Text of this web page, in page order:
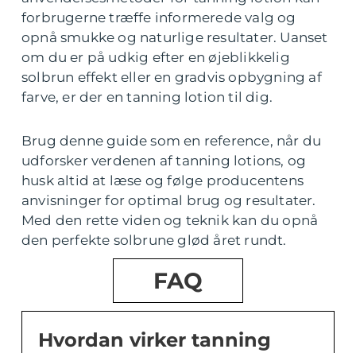
forbrugerne træffe informerede valg og
opnå smukke og naturlige resultater. Uanset
om du er på udkig efter en øjeblikkelig
solbrun effekt eller en gradvis opbygning af
farve, er der en tanning lotion til dig.
Brug denne guide som en reference, når du
udforsker verdenen af tanning lotions, og
husk altid at læse og følge producentens
anvisninger for optimal brug og resultater.
Med den rette viden og teknik kan du opnå
den perfekte solbrune glød året rundt.
FAQ
Hvordan virker tanning